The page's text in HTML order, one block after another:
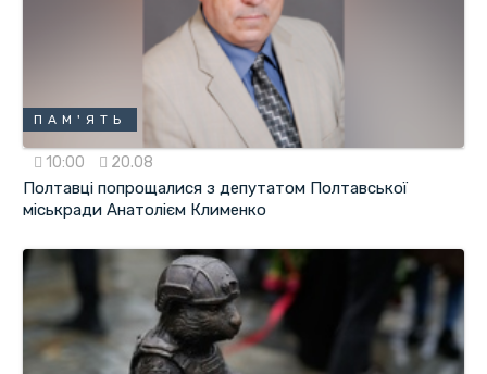
ПАМ'ЯТЬ
10:00 20.08
Полтавці попрощалися з депутатом Полтавської
міськради Анатолієм Клименко